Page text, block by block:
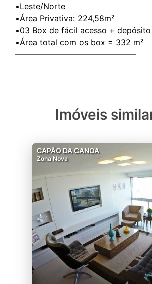
▪️Leste/Norte
▪️Área Privativa: 224,58m²
▪️03 Box de fácil acesso + depósito
▪️Área total com os box = 332 m²
Imóveis
CAPÃO DA CANOA
Zona Nova